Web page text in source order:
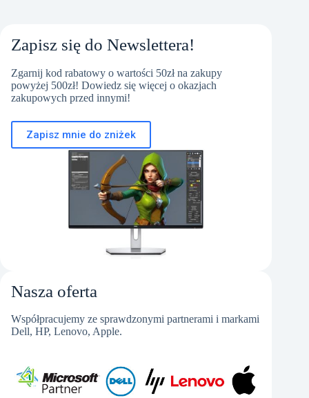
Zapisz się do Newslettera!
Zgarnij kod rabatowy o wartości 50zł na zakupy
powyżej 500zł! Dowiedz się więcej o okazjach
zakupowych przed innymi!
Zapisz mnie do zniżek
Nasza oferta
Współpracujemy ze sprawdzonymi partnerami i markami
Dell, HP, Lenovo, Apple.